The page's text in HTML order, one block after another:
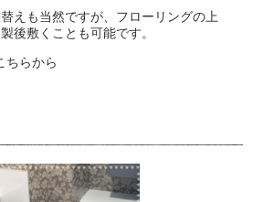
えも当然ですが、フローリングの上
後敷くことも可能です。
ちらから